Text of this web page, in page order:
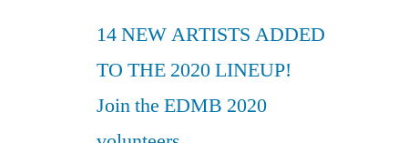
14 NEW ARTISTS ADDED
TO THE 2020 LINEUP!
Join the EDMB 2020